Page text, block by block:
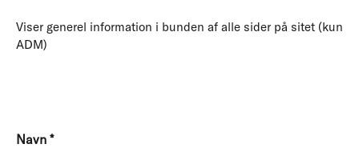
Viser generel information i bunden af alle sider på sitet (kun
ADM)
Navn *